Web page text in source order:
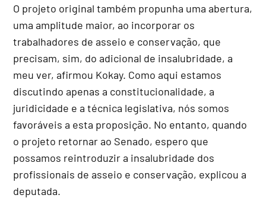
O projeto original também propunha uma abertura,
uma amplitude maior, ao incorporar os
trabalhadores de asseio e conservação, que
precisam, sim, do adicional de insalubridade, a
meu ver, afirmou Kokay. Como aqui estamos
discutindo apenas a constitucionalidade, a
juridicidade e a técnica legislativa, nós somos
favoráveis a esta proposição. No entanto, quando
o projeto retornar ao Senado, espero que
possamos reintroduzir a insalubridade dos
profissionais de asseio e conservação, explicou a
deputada.